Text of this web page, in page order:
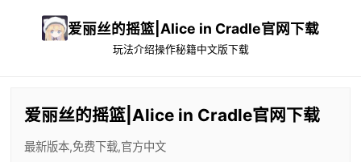
爱丽丝的摇篮|Alice in Cradle官网下载
玩法介绍操作秘籍中文版下载
爱丽丝的摇篮|Alice in Cradle官网下载
最新版本,免费下载,官方中文